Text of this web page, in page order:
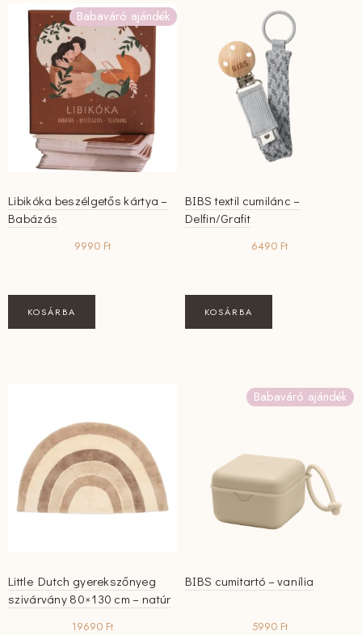
Babaváró ajándék
Libikóka beszélgetős kártya –
Babázás
9990 Ft
KOSÁRBA
BIBS textil cumilánc –
Delfin/Grafit
6490 Ft
KOSÁRBA
Little Dutch gyerekszőnyeg
szivárvány 80×130 cm – natúr
19690 Ft
Babaváró ajándék
BIBS cumitartó – vanília
5990 Ft